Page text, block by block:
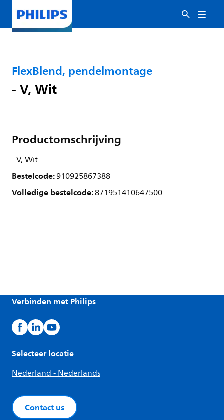
FlexBlend, pendelmontage
- V, Wit
Productomschrijving
- V, Wit
Bestelcode:910925867388
Volledige bestelcode:871951410647500
Verbinden met Philips
Selecteer locatie
Nederland - Nederlands
Contact us